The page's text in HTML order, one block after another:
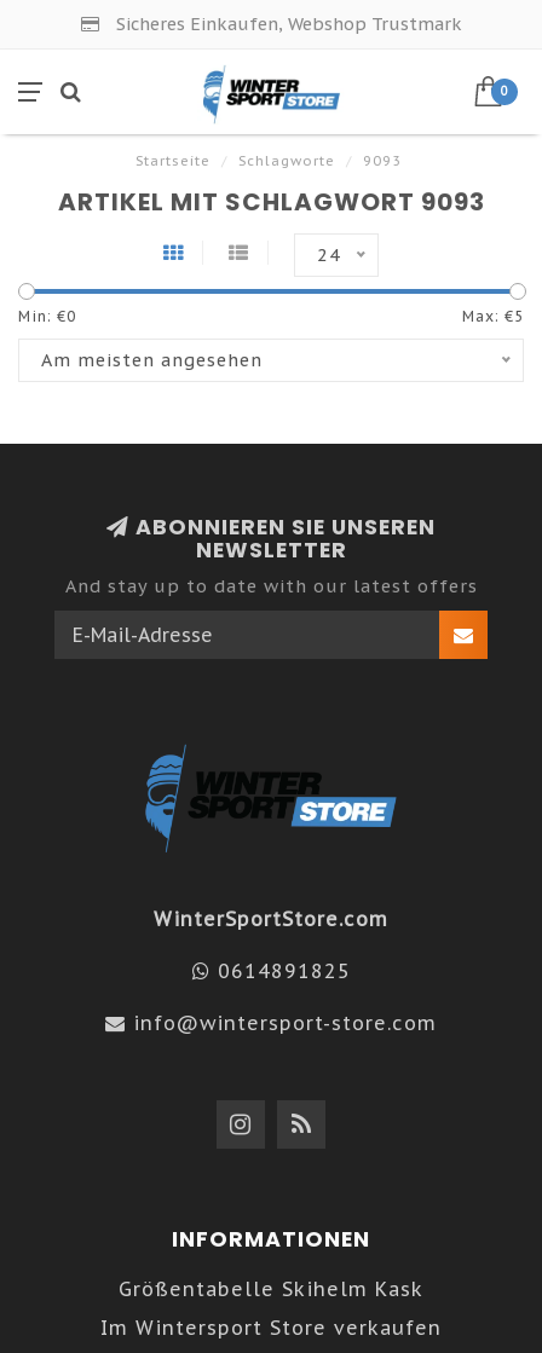
Sicheres Einkaufen, Webshop Trustmark
0
Startseite / Schlagworte / 9093
ARTIKEL MIT SCHLAGWORT 9093
24
Min: €0 Max: €5
Am meisten angesehen
ABONNIEREN SIE UNSEREN
NEWSLETTER
And stay up to date with our latest offers
WinterSportStore.com
0614891825
info@wintersport-store.com
INFORMATIONEN
Größentabelle Skihelm Kask
Im Wintersport Store verkaufen